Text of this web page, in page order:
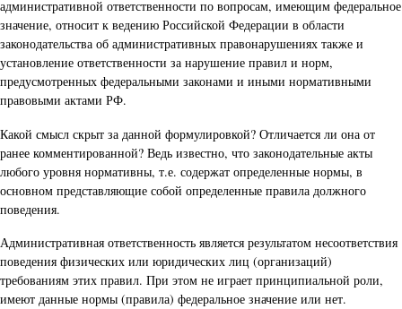
административной ответственности по вопросам, имеющим федеральное
значение, относит к ведению Российской Федерации в области
законодательства об административных правонарушениях также и
установление ответственности за нарушение правил и норм,
предусмотренных федеральными законами и иными нормативными
правовыми актами РФ.
Какой смысл скрыт за данной формулировкой? Отличается ли она от
ранее комментированной? Ведь известно, что законодательные акты
любого уровня нормативны, т.е. содержат определенные нормы, в
основном представляющие собой определенные правила должного
поведения.
Административная ответственность является результатом несоответствия
поведения физических или юридических лиц (организаций)
требованиям этих правил. При этом не играет принципиальной роли,
имеют данные нормы (правила) федеральное значение или нет.